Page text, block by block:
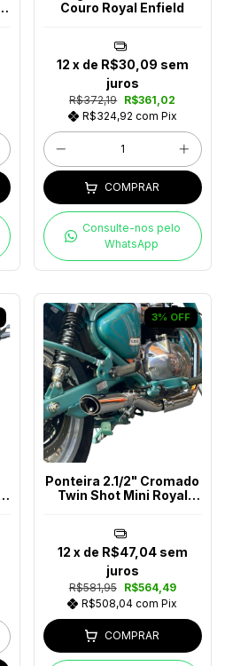
Couro Royal Enfield
R$372,19 R$361,02
R$324,92 com Pix
12 x de R$30,09 sem
juros
COMPRAR
Consulte-nos pelo
WhatsApp
3% OFF
Ponteira 2.1/2" Cromado
Twin Shot Mini Royal
R$581,95
R$564,49
R$508,04com Pix
12 x de R$47,04 sem
juros
COMPRAR